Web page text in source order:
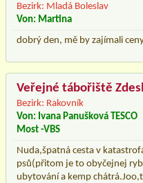
Bezirk: Mladá Boleslav
Von: Martina
dobrý den, mě by zajímali
Veřejné tábořiště
Bezirk: Rakovník
Von: Ivana Panušková TESCO
Most -VBS
Nuda,špatná cesta v
psů(přitom je to obyčejnej
ubytování a kemp